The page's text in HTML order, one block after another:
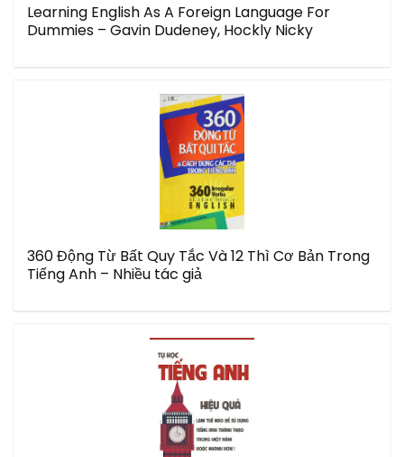
Learning English As A Foreign Language For
Dummies – Gavin Dudeney, Hockly Nicky
360 Động Từ Bất Quy Tắc Và 12 Thì Cơ Bản Trong
Tiếng Anh – Nhiều tác giả